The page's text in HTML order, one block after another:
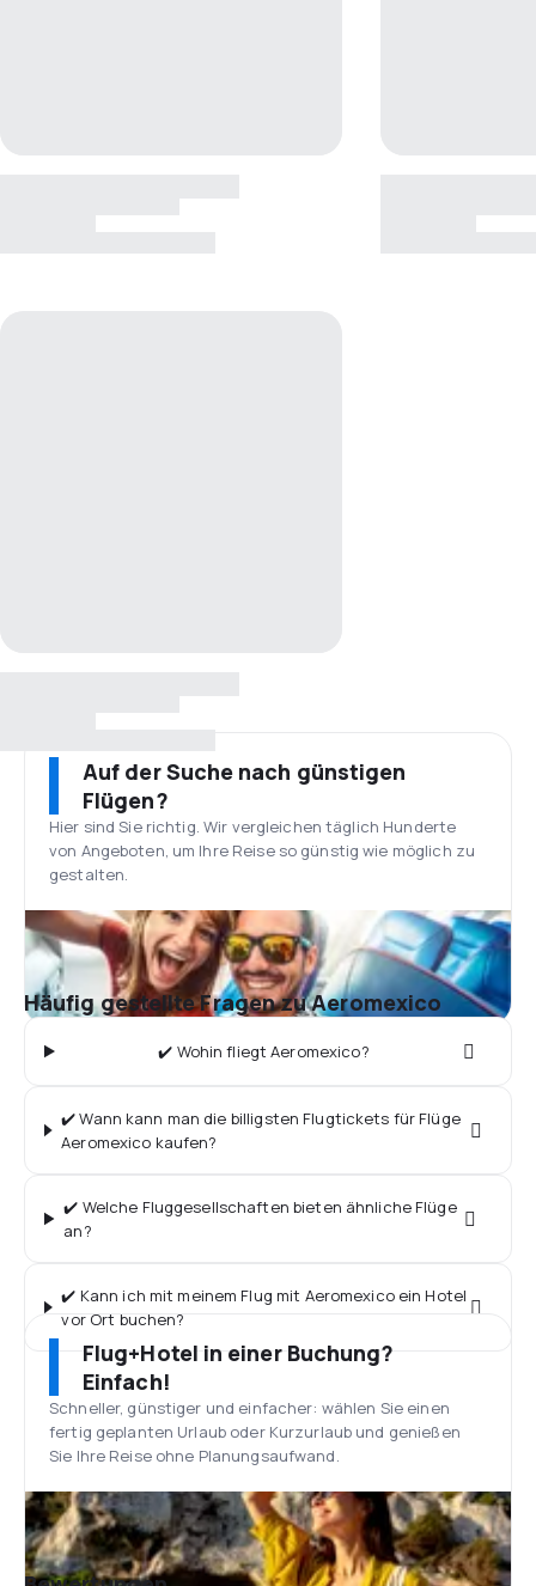
Auf der Suche nach günstigen
Flügen?
Hier sind Sie richtig. Wir vergleichen täglich Hunderte
von Angeboten, um Ihre Reise so günstig wie möglich zu
gestalten.
Häufig gestellte Fragen zu Aeromexico
✔️ Wohin fliegt Aeromexico?
✔️ Wann kann man die billigsten Flugtickets für Flüge
Aeromexico kaufen?
✔️ Welche Fluggesellschaften bieten ähnliche Flüge
an?
✔️ Kann ich mit meinem Flug mit Aeromexico ein Hotel
vor Ort buchen?
Flug+Hotel in einer Buchung?
Einfach!
Schneller, günstiger und einfacher: wählen Sie einen
fertig geplanten Urlaub oder Kurzurlaub und genießen
Sie Ihre Reise ohne Planungsaufwand.